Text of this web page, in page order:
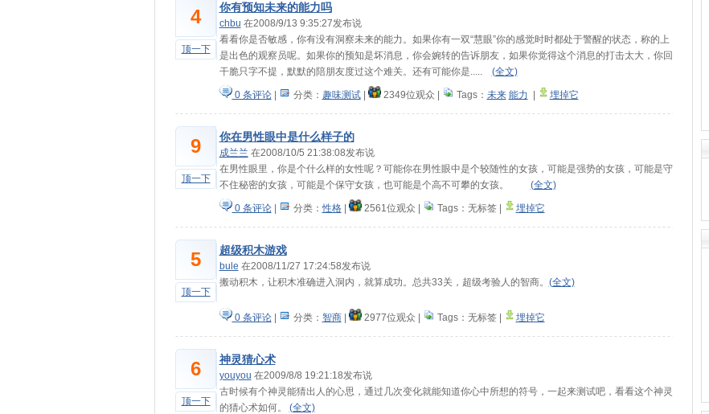
4
顶一下
你有预知未来的能力吗
chbu 在2008/9/13 9:35:27发布说
看看你是否敏感，你有没有洞察未来的能力。如果你有一双“慧眼”你的感觉时时都处于警醒的状态，称的上
是出色的观察员呢。如果你的预知是坏消息，你会婉转的告诉朋友，如果你觉得这个消息的打击太大，你回
干脆只字不提，默默的陪朋友度过这个难关。还有可能你是..... (全文)
0 条评论| 分类： 趣味测试| 2349位观众 Tags： 未来 能力 埋掉它
9
顶一下
你在男性眼中是什么样子的
成兰兰 在2008/10/5 21:38:08发布说
在男性眼里，你是个什么样的女性呢？可能你在男性眼中是个较随性的女孩，可能是强势的女孩，可能是守
不住秘密的女孩，可能是个保守女孩，也可能是个高不可攀的女孩。 (全文)
0 条评论| 分类：性格| 2561位观众 Tags： 无标签 | 埋掉它
5
顶一下
超级积木游戏
bule 在2008/11/27 17:24:58发布说
搬动积木，让积木准确进入洞内，就算成功。总共33关，超级考验人的智商。 (全文)
0 条评论| 分类： 智商| 2977位观众 Tags： 无标签 | 埋掉它
6
顶一下
神灵猜心术
youyou 在2009/8/8 19:21:18发布说
古时候有个神灵能猜出人的心思，通过几次变化就能知道你心中所想的符号，一起来测试吧，看看这个神灵
的猜心术如何。 (全文)